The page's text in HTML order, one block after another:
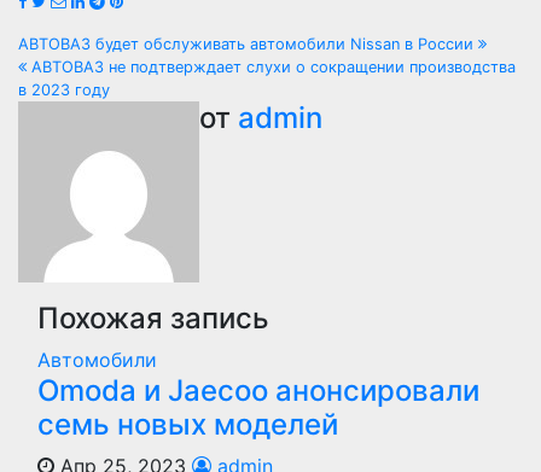
Навигация
по
записям
АВТОВАЗ будет обслуживать автомобили Nissan в России
АВТОВАЗ не подтверждает слухи о сокращении производства
в 2023 году
от admin
Похожая запись
Автомобили
Оmoda и Jaecoo анонсировали
семь новых моделей
Апр 25, 2023 admin